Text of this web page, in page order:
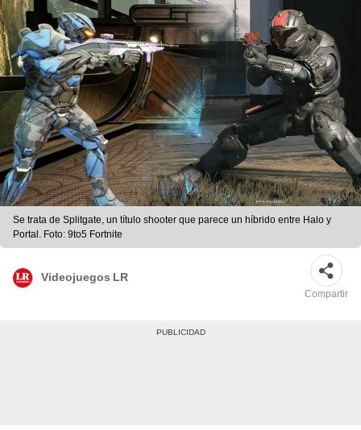
Se trata de Splitgate, un título shooter que parece un híbrido entre Halo y
Portal. Foto: 9to5 Fortnite
Videojuegos LR
Compartir